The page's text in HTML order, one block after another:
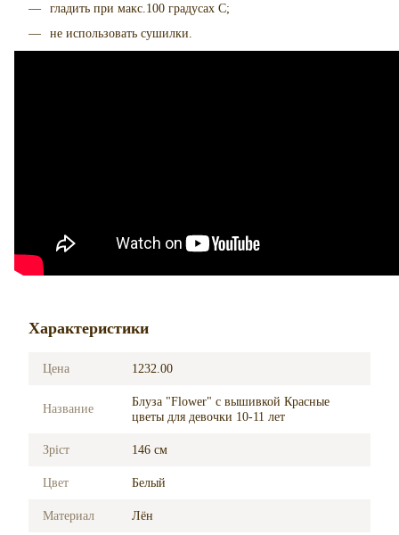
гладить при макс.100 градусах С;
не использовать сушилки.
Характеристики
Цена 1232.00
Название
Блуза "Flower" с вышивкой Красные
цветы для девочки 10-11 лет
Зріст 146 см
Цвет Белый
Материал Лён